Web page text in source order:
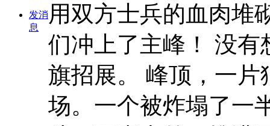
发消
息
用双方士兵的血肉堆
们冲上了主峰！ 没
旗招展。 峰顶，一
场。一个被炸塌了一